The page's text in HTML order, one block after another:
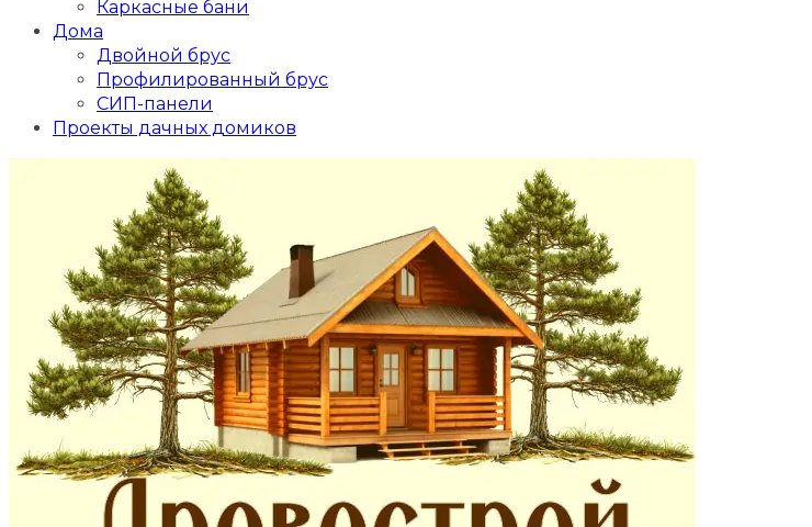
Каркасные бани
Дома
Двойной брус
Профилированный брус
СИП-панели
Проекты дачных домиков